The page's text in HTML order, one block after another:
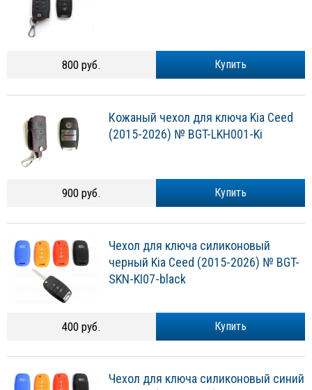
Купить
800 руб.
Кожаный чехол для ключа Kia Ceed
(2015-2026) № BGT-LKH001-Ki
Купить
900 руб.
Чехол для ключа силиконовый
черный Kia Ceed (2015-2026) № BGT-
SKN-KI07-black
Купить
400 руб.
Чехол для ключа силиконовый синий